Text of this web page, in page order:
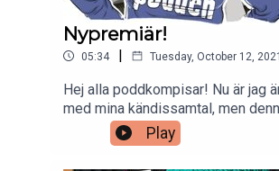
https://www.suicidezero.se/
http://spes.se/
Nypremiär!
05:34 | Tuesday, October 12, 2021
Hej alla poddkompisar! Nu är jag
med mina kändissamtal, men
nischad form. Kändispodden goes
Deckarförfattarna och först ut är
Camilla Läckberg och Pascal
Play